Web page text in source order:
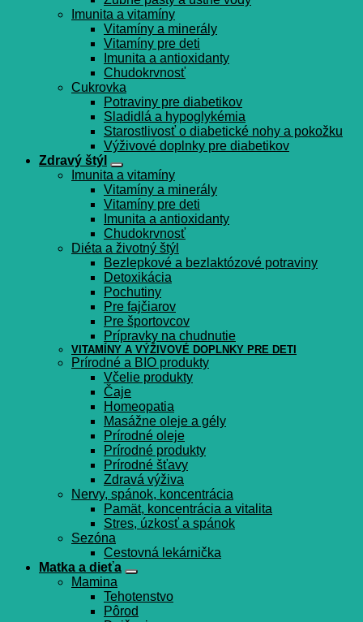
Imunita a vitamíny
Vitamíny a minerály
Vitamíny pre deti
Imunita a antioxidanty
Chudokrvnosť
Cukrovka
Potraviny pre diabetikov
Sladidlá a hypoglykémia
Starostlivosť o diabetické nohy a pokožku
Výživové doplnky pre diabetikov
Zdravý štýl
Imunita a vitamíny
Vitamíny a minerály
Vitamíny pre deti
Imunita a antioxidanty
Chudokrvnosť
Diéta a životný štýl
Bezlepkové a bezlaktózové potraviny
Detoxikácia
Pochutiny
Pre fajčiarov
Pre športovcov
Prípravky na chudnutie
VITAMÍNY A VÝŽIVOVÉ DOPLNKY PRE DETI
Prírodné a BIO produkty
Včelie produkty
Čaje
Homeopatia
Masážne oleje a gély
Prírodné oleje
Prírodné produkty
Prírodné šťavy
Zdravá výživa
Nervy, spánok, koncentrácia
Pamät, koncentrácia a vitalita
Stres, úzkosť a spánok
Sezóna
Cestovná lekárnička
Matka a dieťa
Mamina
Tehotenstvo
Pôrod